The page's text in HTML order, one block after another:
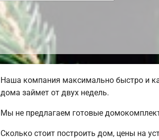
Наша компания максимально быстро и
дома займет от двух недель.
Мы не предлагаем готовые
Сколько стоит построить дом, цены на